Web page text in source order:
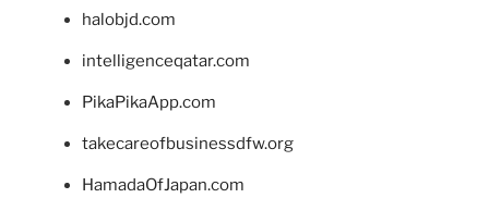
halobjd.com
intelligenceqatar.com
PikaPikaApp.com
takecareofbusinessdfw.org
HamadaOfJapan.com